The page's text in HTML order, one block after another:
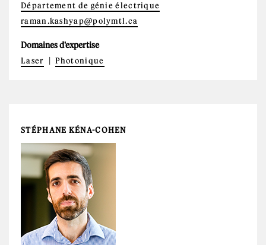
Département de génie électrique
raman.kashyap@polymtl.ca
Domaines d'expertise
Laser Photonique
STÉPHANE KÉNA-COHEN